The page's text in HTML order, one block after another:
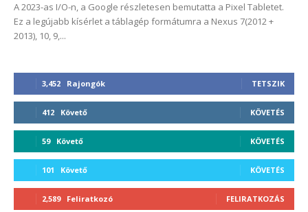
A 2023-as I/O-n, a Google részletesen bemutatta a Pixel Tabletet.
Ez a legújabb kísérlet a táblagép formátumra a Nexus 7(2012 +
2013), 10, 9,...
3,452 Rajongók TETSZIK
412 Követő KÖVETÉS
59 Követő KÖVETÉS
101 Követő KÖVETÉS
2,589 Feliratkozó FELIRATKOZÁS